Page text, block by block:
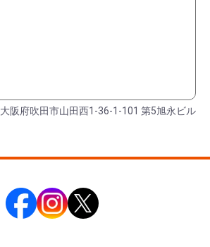
大阪府吹田市山田西1-36-1-101 第5旭永ビル